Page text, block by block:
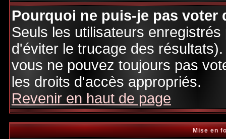
Pourquoi ne puis-je pas voter
Seuls les utilisateurs
d'éviter le trucage des
vous ne pouvez toujours pas
les droits d'accès appropriés.
Revenir en haut de page
Mise en